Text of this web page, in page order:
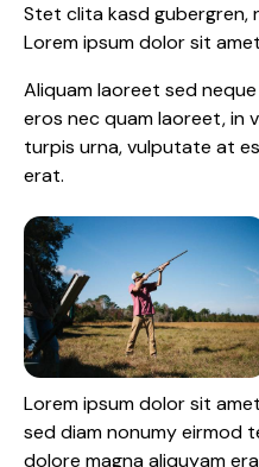
Stet clita kasd gubergren,
Lorem ipsum dolor sit
Aliquam laoreet sed
eros nec quam laoreet, in
turpis urna, vulputate at
erat.
Lorem ipsum dolor sit
sed diam nonumy eirmod
dolore magna aliquyam